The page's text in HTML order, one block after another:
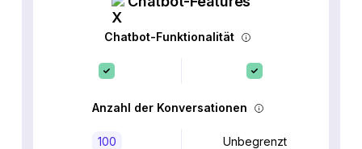
Chatbot-Funktionalität
Anzahl der Konversationen
100 Unbegrenzt